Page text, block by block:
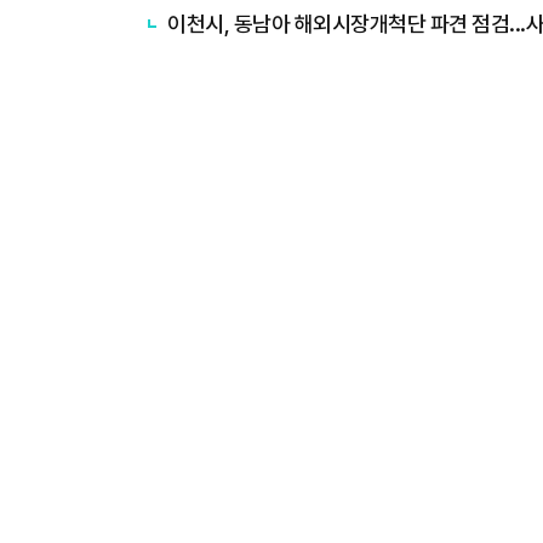
이천시, 동남아 해외시장개척단 파견 점검...